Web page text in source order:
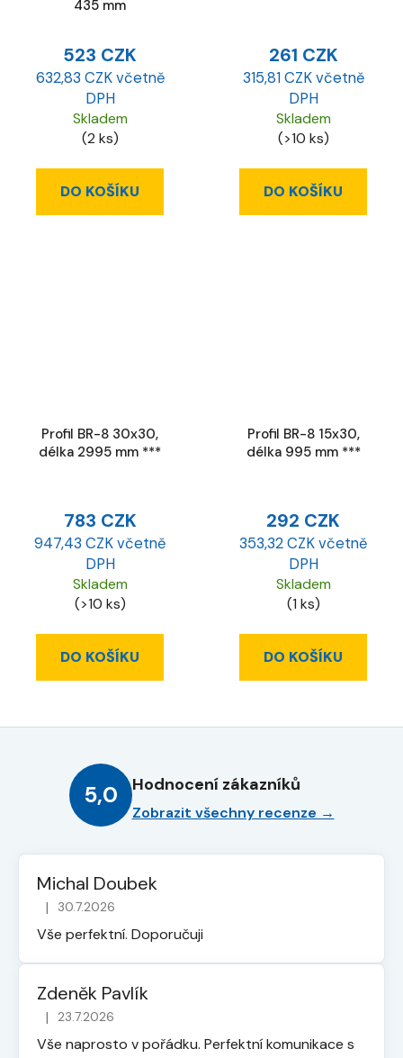
435 mm
523 CZK
632,83 CZK včetně
DPH
Skladem
(2 ks)
DO KOŠÍKU
261 CZK
315,81 CZK včetně
DPH
Skladem
(>10 ks)
DO KOŠÍKU
Profil BR-8 30x30,
délka 2995 mm ***
783 CZK
947,43 CZK včetně
DPH
Skladem
(>10 ks)
DO KOŠÍKU
Profil BR-8 15x30,
délka 995 mm ***
292 CZK
353,32 CZK včetně
DPH
Skladem
(1 ks)
DO KOŠÍKU
5,0 Hodnocení zákazníků
Zobrazit všechny recenze →
Michal Doubek
Hodnocení obchodu je 5 z 5 hvězdiček.
| 30.7.2026
Vše perfektní. Doporučuji
Zdeněk Pavlík
Hodnocení obchodu je 5 z 5 hvězdiček.
| 23.7.2026
Vše naprosto v pořádku. Perfektní komunikace s